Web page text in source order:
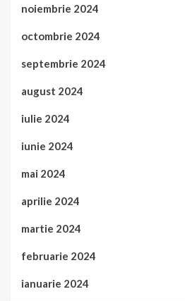
noiembrie 2024
octombrie 2024
septembrie 2024
august 2024
iulie 2024
iunie 2024
mai 2024
aprilie 2024
martie 2024
februarie 2024
ianuarie 2024